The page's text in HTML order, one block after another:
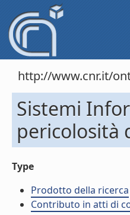
http://www.cnr.it/
Sistemi
pericolosità
Type
Prodotto della ricerca
Contributo in atti di